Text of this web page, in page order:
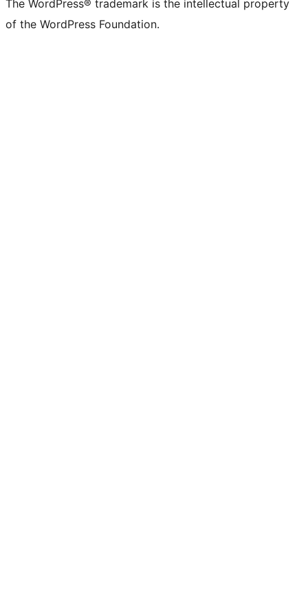
The WordPress® trademark is the intellectual property
of the WordPress Foundation.